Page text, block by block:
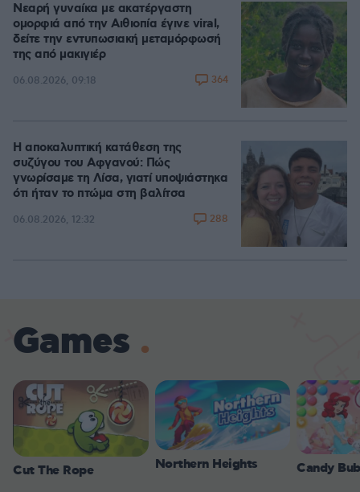
Νεαρή γυναίκα με ακατέργαστη
ομορφιά από την Αιθιοπία έγινε viral,
δείτε την εντυπωσιακή μεταμόρφωσή
της από μακιγιέρ
06.08.2026, 09:18 364
Η αποκαλυπτική κατάθεση της
συζύγου του Αφγανού: Πώς
γνωρίσαμε τη Λίσα, γιατί υποψιάστηκα
ότι ήταν το πτώμα στη βαλίτσα
06.08.2026, 12:32 288
Games
Cut The Rope Northern Heights Candy